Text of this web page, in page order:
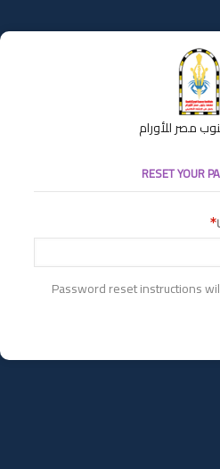
مصر للأورام
RESET YOUR
Password reset instructions